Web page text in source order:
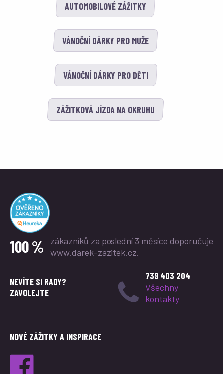
AUTOMOBILOVÉ ZÁŽITKY
VÁNOČNÍ DÁRKY PRO MUŽE
VÁNOČNÍ DÁRKY PRO DĚTI
ZÁŽITKOVÁ JÍZDA NA OKRUHU
100 % zákazníků za poslední 3 měsíce doporučuje
www.darek-zazitek.cz.
NEVÍTE SI RADY?
ZAVOLEJTE
739 403 204
Všechny
kontakty
NOVÉ ZÁŽITKY A INSPIRACE